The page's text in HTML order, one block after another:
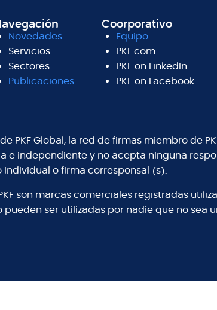
Novedades
Servicios
Sectores
Publicaciones
Coorporativo
Equipo
PKF.com
PKF on LinkedIn
PKF on Facebook
PKF Global, la red de firmas miembro de
e independiente y no acepta ninguna
o firma corresponsal (s).
son marcas comerciales registradas
pueden ser utilizadas por nadie que no